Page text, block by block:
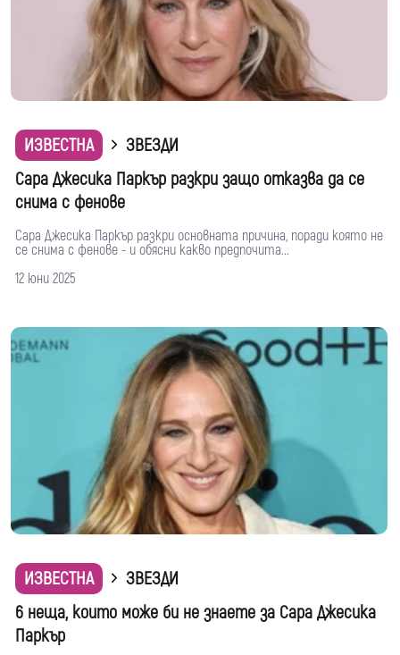
ИЗВЕСТНА
ЗВЕЗДИ
Сара Джесика Паркър разкри защо отказва да се
снима с фенове
Сара Джесика Паркър разкри основната причина, поради която не
се снима с фенове - и обясни какво предпочита...
12 юни 2025
ИЗВЕСТНА
ЗВЕЗДИ
6 неща, които може би не знаете за Сара Джесика
Паркър